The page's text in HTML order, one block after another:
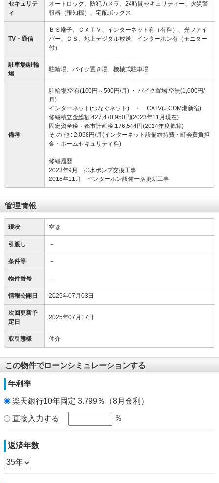
セキュリテ
ィ
オートロック、防犯カメラ、24時間セキュリティー、火災警
報器（報知機）、宅配ボックス
TV・通信
ＢＳ端子、ＣＡＴＶ、インターネット有（有料）、光ファイ
バー、ＣＳ、地上デジタル放送、インターホン有（モニター
付）
駐車場/駐輪
場
駐輪場、バイク置き場、機械式駐車場
備考
駐輪場:空有(100円～500円/月) ・ バイク置場:空無(1,000円/
月)
インターネット(つなぐネット) ・ CATV(J:COM港新宿)
修繕積立金総額:427,470,950円(2023年11月現在)
固定資産税・都市計画税:176,544円(2024年度概算)
そ の 他 : 2,058円/月(インターネット設備維持費・町会費負担
金・ホームセキュリティ料)
修繕履歴
2023年9月 排水ポンプ交換工事
2018年11月 インターホン設備一括更新工事
管理情報
現状 空き
引渡し －
条件等 －
物件番号 －
情報公開日 2025年07月03日
次回更新予
定日
2025年07月17日
取引態様 仲介
この物件でローンシミュレーションする
年利率
楽天銀行10年固定 3.799％（8月金利）
直接入力する ％
返済年数